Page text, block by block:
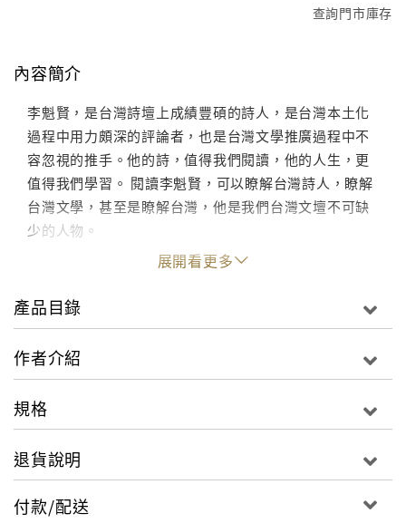
查詢門市庫存
內容簡介
李魁賢，是台灣詩壇上成績豐碩的詩人，是台灣本土化
過程中用力頗深的評論者，也是台灣文學推廣過程中不
容忽視的推手。他的詩，值得我們閱讀，他的人生，更
值得我們學習。 閱讀李魁賢，可以瞭解台灣詩人，瞭解
台灣文學，甚至是瞭解台灣，他是我們台灣文壇不可缺
少的人物。
展開看更多
產品目錄
作者介紹
規格
退貨說明
付款/配送